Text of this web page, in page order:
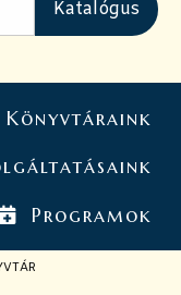
Könyvtáraink
Programok